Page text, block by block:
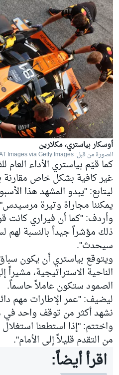
أوسكار بياستري، مكلارين
الصورة من قبل: Steven Tee / LAT Images via Getty Images
كما قيّم بياستري الأداء العام
غير كافية بشكل خاص
ليتابع: "يبدو المشهد هذا
يمكننا مجاراة وتيرة
وأردف: "كما أن فيراري كانت
ذلك مؤشراً جيداً بالنسبة لهم
سيحدث".
ويتوقع بياستري أن يكون
الناحية الاستراتيجية،
الصمود ستكون عاملاً حاسماً.
ليضيف: "عمر الإطارات مهم
نشهد أكثر من توقف واحد في
واختتم: "إذا استطعنا
من التقدم قليلاً إلى الأمام".
اقرأ أيضاً: